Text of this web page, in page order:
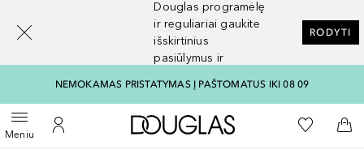
Douglas programėlę
ir reguliariai gaukite
išskirtinius
pasiūlymus ir
RODYTI
NEMOKAMAS PRISTATYMAS Į PAŠTOMATUS IKI 08 09
MeniuAtidaryti meniuĮ mano paskyrą
Į Douglas pagrindinį
Į mano
Į
Grįžk atgal
Vykdykite paiešką
[navigation.slideout.screenreader]